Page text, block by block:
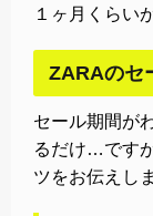
１ヶ月くらい
ZARAのセ
セール期間が
るだけ…です
ツをお伝えし